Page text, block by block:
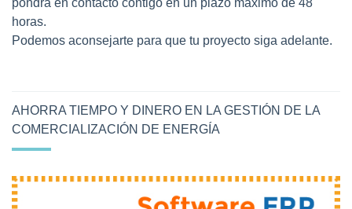
pondrá en contacto contigo en un plazo máximo de 48
horas.
Podemos aconsejarte para que tu proyecto siga adelante.
AHORRA TIEMPO Y DINERO EN LA GESTIÓN DE LA
COMERCIALIZACIÓN DE ENERGÍA